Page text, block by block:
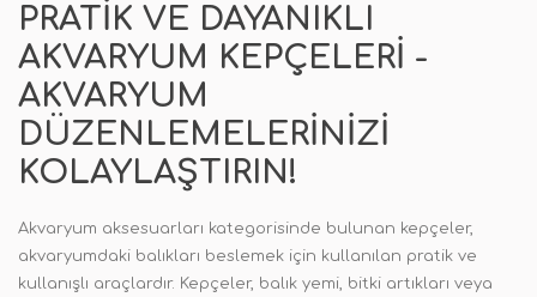
PRATIK VE DAYANIKLI
AKVARYUM KEPÇELERI -
AKVARYUM
DÜZENLEMELERINIZI
KOLAYLAŞTIRIN!
Akvaryum aksesuarları kategorisinde bulunan kepçeler,
akvaryumdaki balıkları beslemek için kullanılan pratik ve
kullanışlı araçlardır. Kepçeler, balık yemi, bitki artıkları veya